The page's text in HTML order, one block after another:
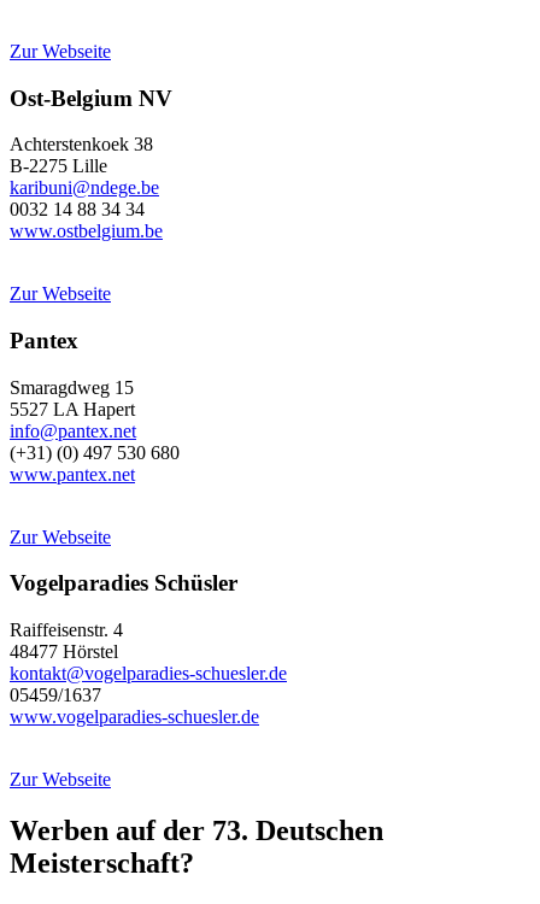
Zur Webseite
Ost-Belgium NV
Achterstenkoek 38
B-2275 Lille
karibuni@ndege.be
0032 14 88 34 34
www.ostbelgium.be
Zur Webseite
Pantex
Smaragdweg 15
5527 LA Hapert
info@pantex.net
(+31) (0) 497 530 680
www.pantex.net
Zur Webseite
Vogelparadies Schüsler
Raiffeisenstr. 4
48477 Hörstel
kontakt@vogelparadies-schuesler.de
05459/1637
www.vogelparadies-schuesler.de
Zur Webseite
Werben auf der 73. Deutschen
Meisterschaft?